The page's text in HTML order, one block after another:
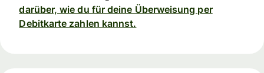
darüber, wie du für deine Überweisung per
Debitkarte zahlen kannst.